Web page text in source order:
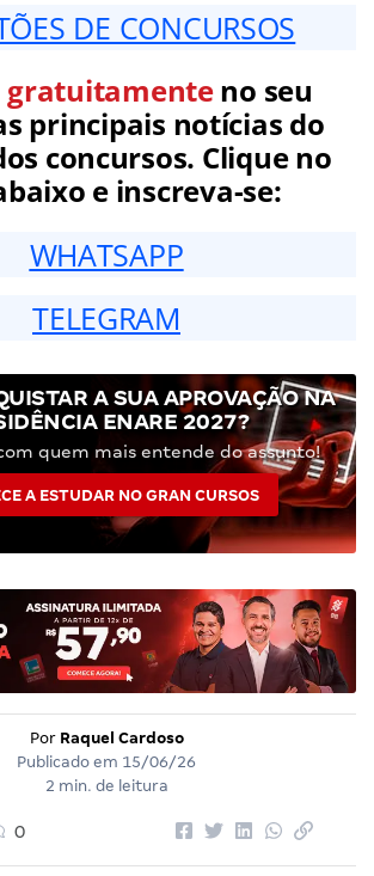
DE CONCURSOS
gratuitamenteno seu
principais notícias do
concursos. Clique no
e inscreva-se:
WHATSAPP
TELEGRAM
A SUA APROVAÇÃO NA
ENARE 2027?
quem mais entende do assunto!
A ESTUDAR NO GRAN CURSOS
Por Raquel Cardoso
Publicado em 15/06/26
2 min. de leitura
0